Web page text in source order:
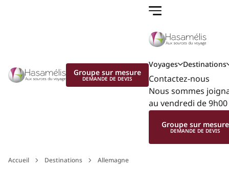
Voyages Destinations
Contactez-nous
Nous sommes
au vendredi de
Groupe sur mesure
DEMANDE DE DEVIS
Groupe sur mesure
DEMANDE DE DEVIS
Accueil Destinations Allemagne